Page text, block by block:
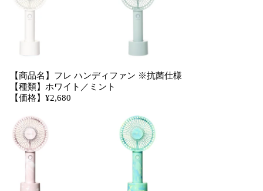
【商品名】フレ ハンディファン ※抗菌仕様
【種類】ホワイト／ミント
【価格】¥2,680